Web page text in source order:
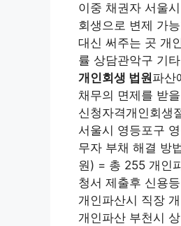
이중 채권자 서울
회생으로 변제 가
대신 써주는 곳 개
률 상담관악구 기
개인회생 법원파산
채무의 면제를 받
신청자격개인회생
서울시 영등포구
무자 부채 해결 방
원) = 총 255 개인
청서 제출후 신용
개인파산시 직장
개인파산 부천시